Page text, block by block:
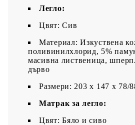
Легло:
Цвят: Сив
Материал: Изкуствена
поливинилхлорид, 5%
масивна лиственица,
дърво
Размери: 203 x 147 x
Матрак за легло:
Цвят: Бяло и сиво